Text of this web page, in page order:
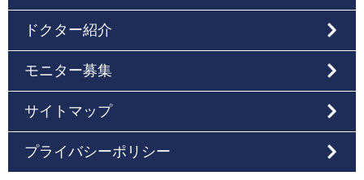
ドクター紹介
モニター募集
サイトマップ
プライバシーポリシー